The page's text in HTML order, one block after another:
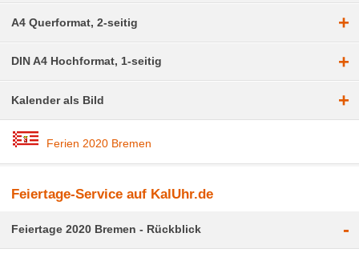
A4 Querformat, 2-seitig +
DIN A4 Hochformat, 1-seitig +
Kalender als Bild +
Ferien 2020 Bremen
Feiertage-Service auf KalUhr.de
Feiertage 2020 Bremen - Rückblick -